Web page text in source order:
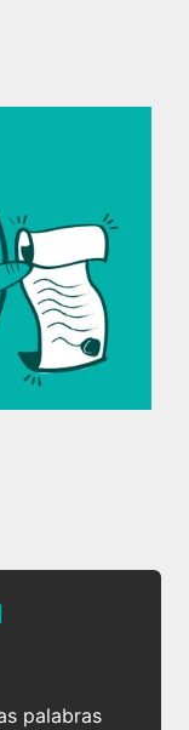
palabras